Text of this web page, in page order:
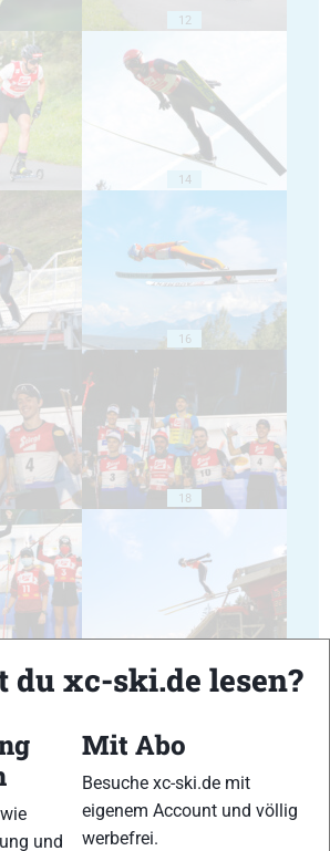
12
14
16
18
22
xc-ski.de lesen?
und
Mit Abo
Besuche xc-ski.de mit
eigenem Account und völlig
werbefrei.